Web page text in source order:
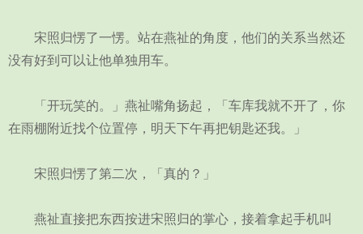
宋照归愣了一愣。站在燕祉的角度，他们的关系当然还
没有好到可以让他单独用车。
「开玩笑的。」燕祉嘴角扬起，「车库我就不开了，你
在雨棚附近找个位置停，明天下午再把钥匙还我。」
宋照归愣了第二次，「真的？」
燕祉直接把东西按进宋照归的掌心，接着拿起手机叫